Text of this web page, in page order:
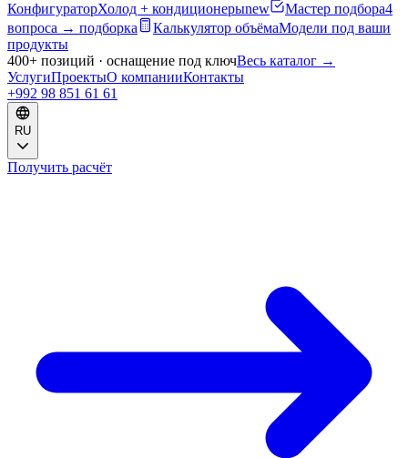
КонфигураторХолод + кондиционерыnew Мастер подбора4
вопроса → подборка
Калькулятор объёмаМодели под ваши
продукты
400+ позиций · оснащение под ключВесь каталог →
УслугиПроектыО компанииКонтакты
+992 98 851 61 61
RU
Получить расчёт